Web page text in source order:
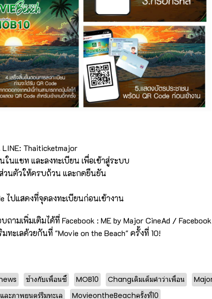
LINE: Thaiticketmajor
นแชท และลงทะเบียน เพื่อเข้าสู่ระบบ
วนตัวให้ครบถ้วน และกดยืนยัน
ไปแสดงที่จุดลงทะเบียนก่อนเข้างาน
มเพิ่มเติมได้ที่ Facebook : ME by Major CineAd / Facebook
ะเลด้วยกันที่ "Movie on the Beach" ครั้งที่ 10!
ช้างกับเพื่อนซี้ MOB10 Changเติมเต็มคำว่าเพื่อน
ละภาพยนตร์ริมทะเล MovieontheBeachครั้งที่10